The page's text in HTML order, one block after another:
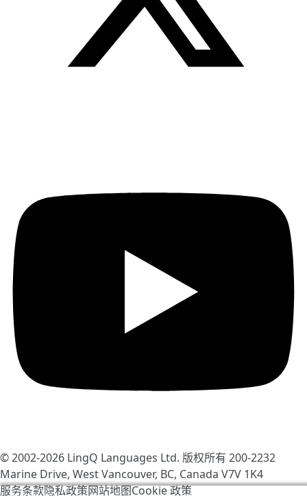
© 2002-2026 LingQ Languages Ltd. 版权所有 200-2232
Marine Drive, West Vancouver, BC, Canada V7V 1K4
服务条款隐私政策网站地图Cookie 政策